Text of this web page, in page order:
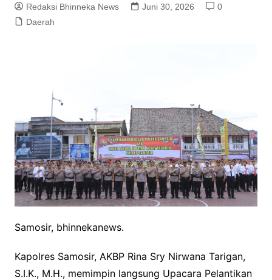
Redaksi Bhinneka News Juni 30, 2026
0
Daerah
Samosir, bhinnekanews.
Kapolres Samosir, AKBP Rina Sry Nirwana Tarigan,
S.I.K., M.H., memimpin langsung Upacara Pelantikan